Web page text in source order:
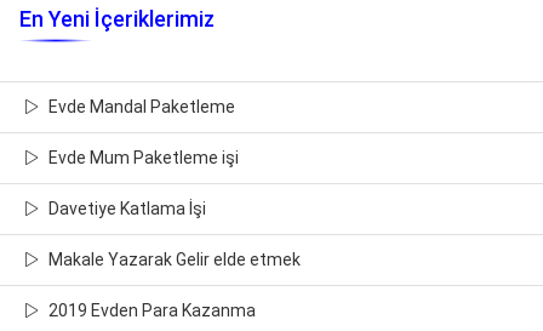
En Yeni İçeriklerimiz
Evde Mandal Paketleme
Evde Mum Paketleme işi
Davetiye Katlama İşi
Makale Yazarak Gelir elde etmek
2019 Evden Para Kazanma